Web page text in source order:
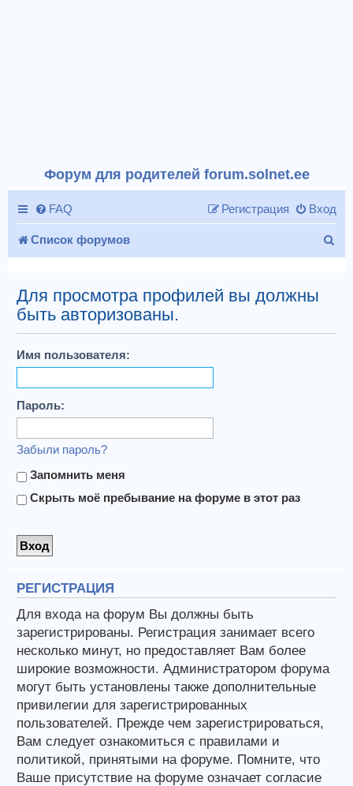
Форум для родителей forum.solnet.ee
FAQ Вход
Регистрация
Список форумов
Для просмотра профилей вы должны
быть авторизованы.
Имя пользователя:
Пароль:
Забыли пароль?
Запомнить меня
Скрыть моё пребывание на форуме в этот раз
РЕГИСТРАЦИЯ
Для входа на форум Вы должны быть
зарегистрированы. Регистрация занимает всего
несколько минут, но предоставляет Вам более
широкие возможности. Администратором форума
могут быть установлены также дополнительные
привилегии для зарегистрированных
пользователей. Прежде чем зарегистрироваться,
Вам следует ознакомиться с правилами и
политикой, принятыми на форуме. Помните, что
Ваше присутствие на форуме означает согласие